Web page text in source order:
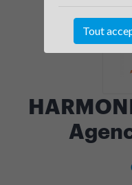
Tout